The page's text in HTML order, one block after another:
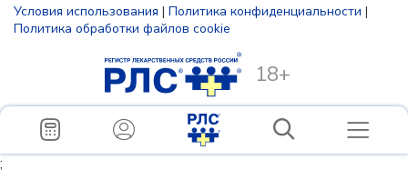
Условия использования | Политика конфиденциальности |
Политика обработки файлов cookie
18+
;